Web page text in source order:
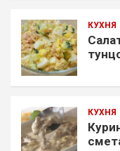
КУХНЯ
КУХНЯ